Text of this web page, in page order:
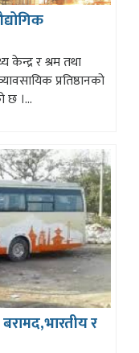
केन्द्र र श्रम तथा
प्रतिष्ठानको
छ ।...
र